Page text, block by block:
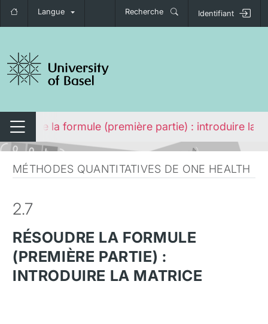
Langue Recherche Identifiant
de navigation
Changer de navigation
Résoudre la formule (première partie) : introduire la
MÉTHODES QUANTITATIVES DE ONE HEALTH
2.7
RÉSOUDRE LA FORMULE
(PREMIÈRE PARTIE) :
INTRODUIRE LA MATRICE